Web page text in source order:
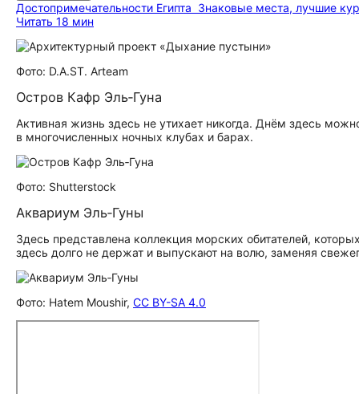
До­сто­при­ме­ча­тель­но­сти Египта Знаковые места, лучшие
Читать 18 мин
Фото: D.A.ST. Arteam
Остров Кафр Эль‑Гуна
Активная жизнь здесь не утихает никогда. Днём здесь
в многочисленных ночных клубах и барах.
Фото: Shutterstock
Аквариум Эль‑Гуны
Здесь представлена коллекция морских обитателей,
здесь долго не держат и выпускают на волю, заменяя
Фото: Hatem Moushir, CC BY-SA 4.0